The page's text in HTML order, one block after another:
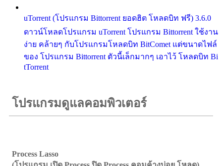
uTorrent (โปรแกรม Bittorrent ยอดฮิต โหลดบิท ฟรี) 3.6.0
ดาวน์โหลดโปรแกรม uTorrent โปรแกรม Bittorrent ใช้งาน
ง่าย คล้ายๆ กับโปรแกรมโหลดบิท BitComet แต่ขนาดไฟล์
ของ โปรแกรม Bittorrent ตัวนี้เล็กมากๆ เอาไว้ โหลดบิท Bi
tTorrent
โปรแกรมดูแลคอมพิวเตอร์
Process Lasso